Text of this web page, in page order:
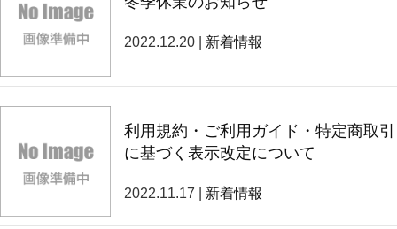
2022.12.20 | 新着情報
利用規約・ご利用ガイド・特定商取引
に基づく表示改定について
2022.11.17 | 新着情報